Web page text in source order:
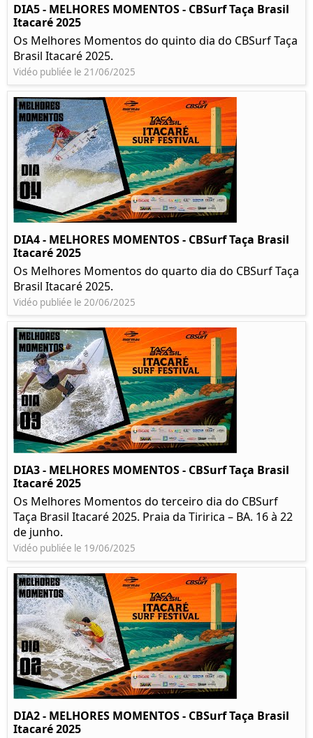
DIA5 - MELHORES MOMENTOS - CBSurf Taça Brasil
Itacaré 2025
Os Melhores Momentos do quinto dia do CBSurf Taça
Brasil Itacaré 2025.
Vidéo publiée le 21/06/2025
DIA4 - MELHORES MOMENTOS - CBSurf Taça Brasil
Itacaré 2025
Os Melhores Momentos do quarto dia do CBSurf Taça
Brasil Itacaré 2025.
Vidéo publiée le 20/06/2025
DIA3 - MELHORES MOMENTOS - CBSurf Taça Brasil
Itacaré 2025
Os Melhores Momentos do terceiro dia do CBSurf
Taça Brasil Itacaré 2025. Praia da Tiririca – BA. 16 à 22
de junho.
Vidéo publiée le 19/06/2025
DIA2 - MELHORES MOMENTOS - CBSurf Taça Brasil
Itacaré 2025